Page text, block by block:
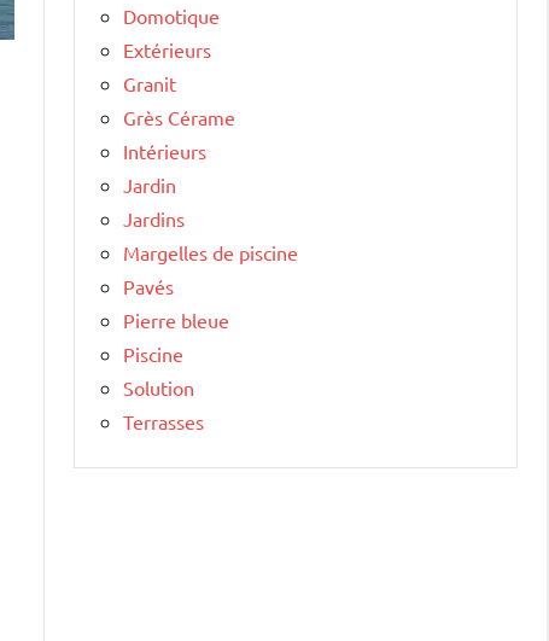
Domotique
Extérieurs
Granit
Grès Cérame
Intérieurs
Jardin
Jardins
Margelles de piscine
Pavés
Pierre bleue
Piscine
Solution
Terrasses